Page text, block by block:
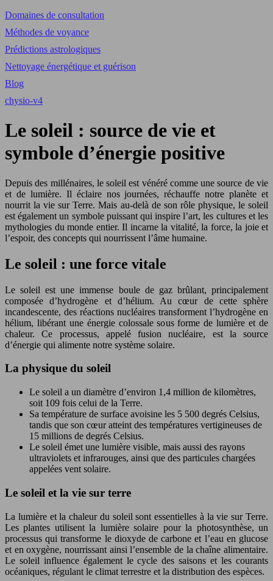
Domaines de consultation
Méthodes de voyance
Prédictions astrologiques
Nettoyage énergétique et guérison
Blog
chysio-v4
Le soleil : source de vie et
symbole d’énergie positive
Depuis des millénaires, le soleil est vénéré comme une source de vie
et de lumière. Il éclaire nos journées, réchauffe notre planète et
nourrit la vie sur Terre. Mais au-delà de son rôle physique, le soleil
est également un symbole puissant qui inspire l’art, les cultures et les
mythologies du monde entier. Il incarne la vitalité, la force, la joie et
l’espoir, des concepts qui nourrissent l’âme humaine.
Le soleil : une force vitale
Le soleil est une immense boule de gaz brûlant, principalement
composée d’hydrogène et d’hélium. Au cœur de cette sphère
incandescente, des réactions nucléaires transforment l’hydrogène en
hélium, libérant une énergie colossale sous forme de lumière et de
chaleur. Ce processus, appelé fusion nucléaire, est la source
d’énergie qui alimente notre système solaire.
La physique du soleil
Le soleil a un diamètre d’environ 1,4 million de kilomètres,
soit 109 fois celui de la Terre.
Sa température de surface avoisine les 5 500 degrés Celsius,
tandis que son cœur atteint des températures vertigineuses de
15 millions de degrés Celsius.
Le soleil émet une lumière visible, mais aussi des rayons
ultraviolets et infrarouges, ainsi que des particules chargées
appelées vent solaire.
Le soleil et la vie sur terre
La lumière et la chaleur du soleil sont essentielles à la vie sur Terre.
Les plantes utilisent la lumière solaire pour la photosynthèse, un
processus qui transforme le dioxyde de carbone et l’eau en glucose
et en oxygène, nourrissant ainsi l’ensemble de la chaîne alimentaire.
Le soleil influence également le cycle des saisons et les courants
océaniques, régulant le climat terrestre et la distribution des espèces.